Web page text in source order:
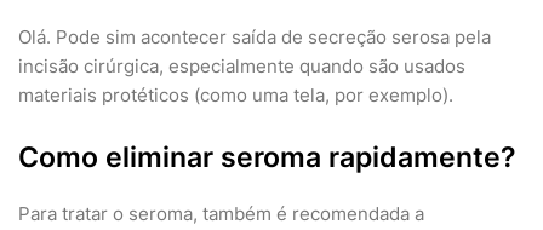
Olá. Pode sim acontecer saída de secreção serosa pela
incisão cirúrgica, especialmente quando são usados
materiais protéticos (como uma tela, por exemplo).
Como eliminar seroma rapidamente?
Para tratar o seroma, também é recomendada a